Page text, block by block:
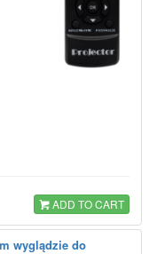
ADD TO CART
wyglądzie do